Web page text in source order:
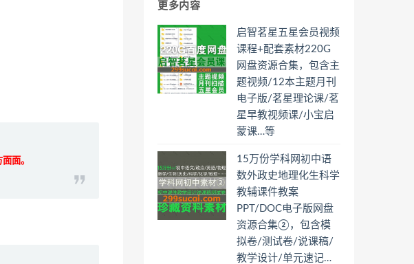
面。
更多内容
启智茗星五星会员视频
课程+配套素材220G
网盘资源合集，包含主
题视频/12本主题月刊
电子版/茗星理论课/茗
星早教视频课/小宝启
蒙课…等
15万份学科网初中语
数外政史地理化生科学
教辅课件教案
PPT/DOC电子版网盘
资源合集②，包含模
拟卷/测试卷/说课稿/
教学设计/单元速记…